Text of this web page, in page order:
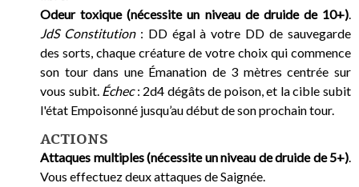
Odeur toxique (nécessite un niveau de druide de 10+).
JdS Constitution : DD égal à votre DD de sauvegarde
des sorts, chaque créature de votre choix qui commence
son tour dans une Émanation de 3 mètres centrée sur
vous subit. Échec: 2d4 dégâts de poison, et la cible subit
l'état Empoisonné jusqu’au début de son prochain tour.
ACTIONS
Attaques multiples (nécessite un niveau de druide de 5+).
Vous effectuez deux attaques de Saignée.